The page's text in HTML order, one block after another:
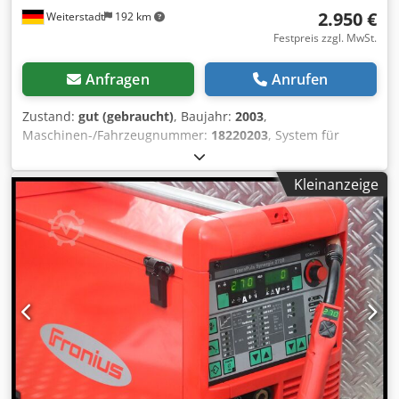
Weiterstadt 192 km 2.950 €
Festpreis zzgl. MwSt.
Anfragen Anrufen
Zustand: gut (gebraucht), Baujahr: 2003,
Maschinen-/Fahrzeugnummer: 18220203, System für
automatisiertes Roboterschweißen Netzspannung:3 x 400
V Netzspannungstoleranz:+ /- 15 Netzfrequenz:50 / 60 Hz
Netzsicherungsschutz:35 A slow-blow Crsdjqpgntjpfx
Agmsf Primärer Dauerstrom:18 - 29.5 A - 100 duty cycle
Primäre Dauerleistung:13.1 kVA Leistungsfaktor:0.99
Wirkungsgrad:0.9 Schweißstrombereich:MIG/MAG: 3-500 A
Rod Electrode: 10-500 A TIG: 3-500 A Schweißstrom:40 duty
cycle: 500 A 60 duty cycle: 450 A 100 duty cycle: 360 A
Schweißspannungsbereich:MIG/MAG: 14.2 - 39.0 V Rod
electrode: 20.4 - 40.0 V TIG: 10.1 - 30.0 V Max.
Schweißspannung:49.2 V Offene Spannung (OCV):70 V
Abmessungen (mm) H x B x T:626 x 287 x 477 mm
Gewichte:35.6 kg Im Lieferumfang erhalten: Stromquelle
Kleinanzeige